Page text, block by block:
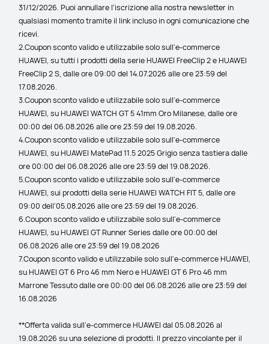
31/12/2026. Puoi annullare l'iscrizione alla nostra newsletter in
qualsiasi momento tramite il link incluso in ogni comunicazione che
ricevi.
2.Coupon sconto valido e utilizzabile solo sull'e-commerce
HUAWEI, su tutti i prodotti della serie HUAWEI FreeClip 2 e HUAWEI
FreeClip 2 S, dalle ore 09:00 del 14.07.2026 alle ore 23:59 del
17.08.2026.
3.Coupon sconto valido e utilizzabile solo sull'e-commerce
HUAWEI, su HUAWEI WATCH GT 5 41mm Oro Milanese, dalle ore
00:00 del 06.08.2026 alle ore 23:59 del 19.08.2026.
4.Coupon sconto valido e utilizzabile solo sull'e-commerce
HUAWEI, su HUAWEI MatePad 11.5 2025 Grigio senza tastiera dalle
ore 00:00 del 06.08.2026 alle ore 23:59 del 19.08.2026.
5.Coupon sconto valido e utilizzabile solo sull'e-commerce
HUAWEI, sui prodotti della serie HUAWEI WATCH FIT 5, dalle ore
09:00 dell'05.08.2026 alle ore 23:59 del 19.08.2026.
6.Coupon sconto valido e utilizzabile solo sull'e-commerce
HUAWEI, su HUAWEI GT Runner Series dalle ore 00:00 del
06.08.2026 alle ore 23:59 del 19.08.2026
7.Coupon sconto valido e utilizzabile solo sull'e-commerce HUAWEI,
su HUAWEI GT 6 Pro 46 mm Nero e HUAWEI GT 6 Pro 46 mm
Marrone Tessuto dalle ore 00:00 del 06.08.2026 alle ore 23:59 del
16.08.2026
**Offerta valida sull’e-commerce HUAWEI dal 05.08.2026 al
19.08.2026 su una selezione di prodotti. Il prezzo vincolante per il